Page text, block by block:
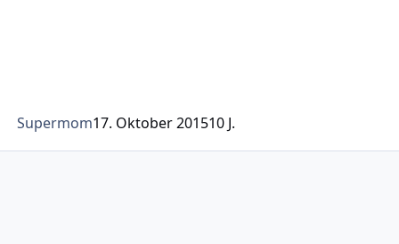
Supermom17. Oktober 201510 J.